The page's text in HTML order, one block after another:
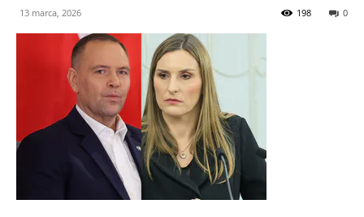
13 marca, 2026 0
198